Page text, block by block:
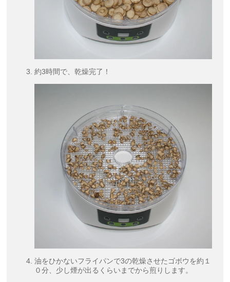
約3時間で、乾燥完了！
油をひかないフライパンで3の乾燥させたゴボウを約１
０分、少し煙が出るくらいまでから煎りします。